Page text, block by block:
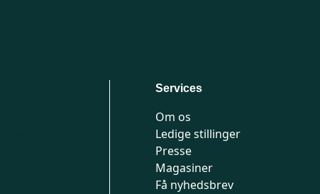
Services
Om os
Ledige stillinger
Presse
Magasiner
Få nyhedsbrev